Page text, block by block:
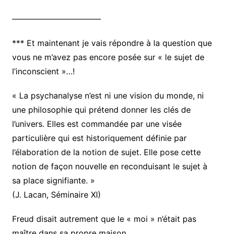
———————————
*** Et maintenant je vais répondre à la question que
vous ne m’avez pas encore posée sur « le sujet de
l’inconscient »…!
« La psychanalyse n’est ni une vision du monde, ni
une philosophie qui prétend donner les clés de
l’univers. Elles est commandée par une visée
particulière qui est historiquement définie par
l’élaboration de la notion de sujet. Elle pose cette
notion de façon nouvelle en reconduisant le sujet à
sa place signifiante. »
(J. Lacan, Séminaire XI)
Freud disait autrement que le « moi » n’était pas